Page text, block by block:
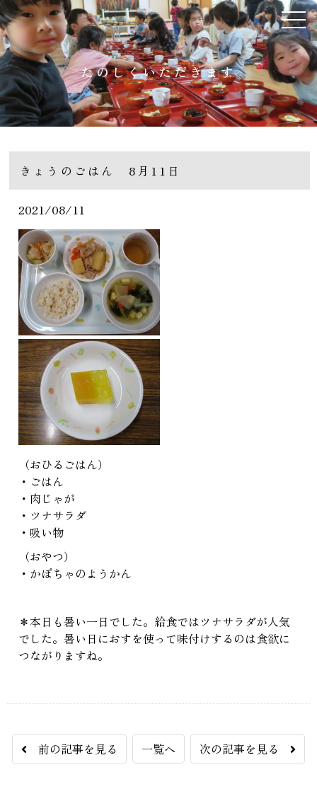
たのしくいただきます
きょうのごはん 8月11日
2021/08/11
（おひるごはん）
・ごはん
・肉じゃが
・ツナサラダ
・吸い物
（おやつ）
・かぼちゃのようかん
＊本日も暑い一日でした。給食ではツナサラダが人気
でした。暑い日におすを使って味付けするのは食欲に
つながりますね。
前の記事を見る 一覧へ 次の記事を見る